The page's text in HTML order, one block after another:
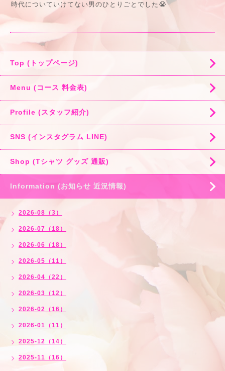
時代についていけてない男のひとりごとでした😭
Top (トップページ)
Menu (コース 料金表)
Profile (スタッフ紹介)
SNS (インスタグラム LINE)
Shop (Tシャツ グッズ 通販)
Information (お知らせ 近況情報)
2026-08（3）
2026-07（18）
2026-06（18）
2026-05（11）
2026-04（22）
2026-03（12）
2026-02（16）
2026-01（11）
2025-12（14）
2025-11（16）